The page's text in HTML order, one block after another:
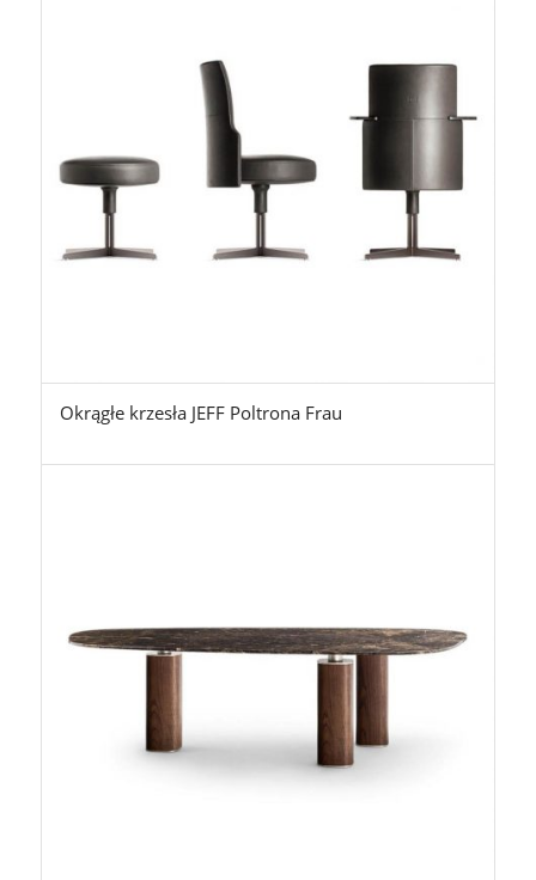
Okrągłe krzesła JEFF Poltrona Frau